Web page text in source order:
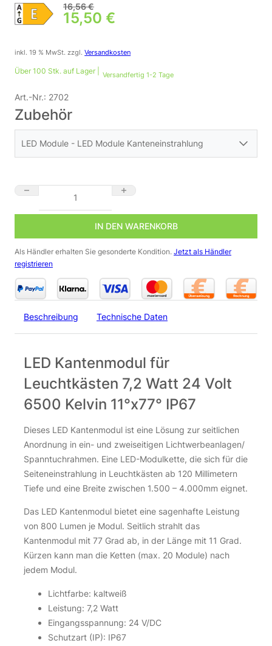
16,56€
Ursprünglicher Preis war:
15,50 €
Aktueller Preis ist: 15,50 €.
inkl. 19 % MwSt. zzgl.Versandkosten
Über 100 Stk. auf Lager | Versandfertig 1-2 Tage
Art.-Nr.: 2702
Zubehör
LED Module - LED Module Kanteneinstrahlung
LED Modul für Kanteneinstrahlung – 12V, 2,7W, 6500K,
IP67 – Perfekte Beleuchtungslösung für Leuchtkästen
6,00€
Über 100Stk. auf Lager
LED Modul für Kanteneinstrahlung – 12V, 2,7W, 6500K,
LED Modul für Kanteneinstrahlung – 12V, 2,7W, 6500K,
LED Kanten Modul 6500 Kelvin kaltweiss 1,32 Watt 12
Volt 11°x40° IP67
4,46€
inkl. 19 % MwSt.zzgl. Versandkosten
Über 100Stk. auf Lager
LED Kanten Modul 6500 Kelvin kaltweiss 1,32 Watt 12 Volt
LED Kanten Modul 6500 Kelvin kaltweiss 1,32 Watt 12 Volt
LED Kantenmodul für Leuchtkästen 7,2 Watt 24 Volt 6500 Kelvin
IN DEN WARENKORB
Als Händler erhalten Sie gesonderte Kondition. Jetzt als Händler
registrieren
Beschreibung Technische Daten
LED Kantenmodul für
Leuchtkästen 7,2 Watt 24 Volt
6500 Kelvin 11°x77° IP67
Dieses LED Kantenmodul ist eine Lösung zur seitlichen
Anordnung in ein- und zweiseitigen Lichtwerbeanlagen/
Spanntuchrahmen. Eine LED-Modulkette, die sich für die
Seiteneinstrahlung in Leuchtkästen ab 120 Millimetern
Tiefe und eine Breite zwischen 1.500 – 4.000mm eignet.
Das LED Kantenmodul bietet eine sagenhafte Leistung
von 800 Lumen je Modul. Seitlich strahlt das
Kantenmodul mit 77 Grad ab, in der Länge mit 11 Grad.
Kürzen kann man die Ketten (max. 20 Module) nach
jedem Modul.
Lichtfarbe: kaltweiß
Leistung: 7,2 Watt
Eingangsspannung: 24 V/DC
Schutzart (IP): IP67